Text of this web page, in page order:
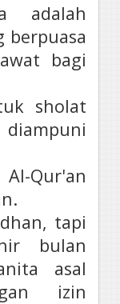
adalah
berpuasa
bagi
sholat
Qur'an
tapi
bulan
asal
izin